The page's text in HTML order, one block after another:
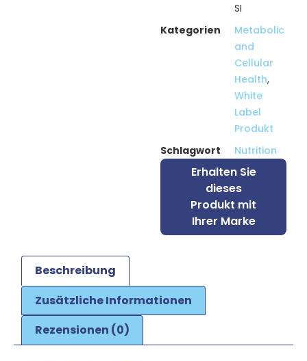
SI
Kategorien
Metabolic
and
Cellular
Health,
White
Label
Produkt
Schlagwort
Nutrition
Erhalten Sie
dieses
Produkt mit
Ihrer Marke
Beschreibung
Zusätzliche Informationen
Rezensionen (0)